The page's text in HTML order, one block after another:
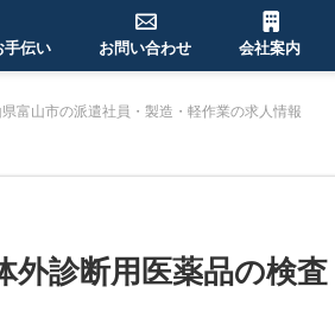
手伝い お問い合わせ 会社案内
富山市の派遣社員・製造・軽作業の求人情報
外診断用医薬品の検査